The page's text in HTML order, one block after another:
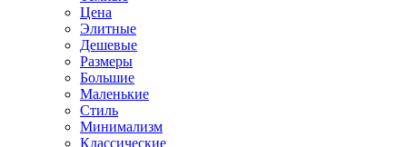
Цена
Элитные
Дешевые
Размеры
Большие
Маленькие
Стиль
Минимализм
Классические